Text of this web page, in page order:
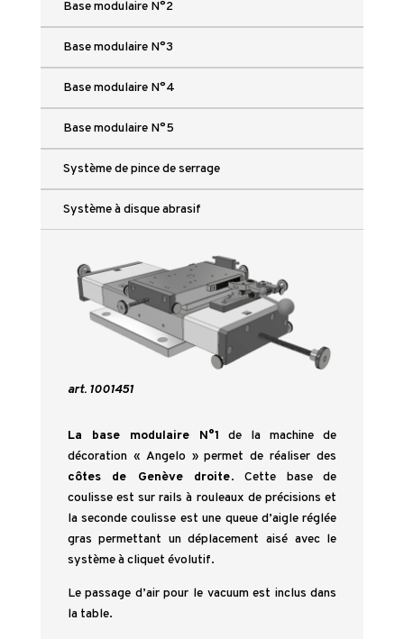
Base modulaire N°2
Base modulaire N°3
Base modulaire N°4
Base modulaire N°5
Système de pince de serrage
Système à disque abrasif
art. 1001451
La base modulaire N°1 de la machine de
décoration « Angelo » permet de réaliser des
côtes de Genève droite. Cette base de
coulisse est sur rails à rouleaux de précisions et
la seconde coulisse est une queue d’aigle réglée
gras permettant un déplacement aisé avec le
système à cliquet évolutif.
Le passage d’air pour le vacuum est inclus dans
la table.